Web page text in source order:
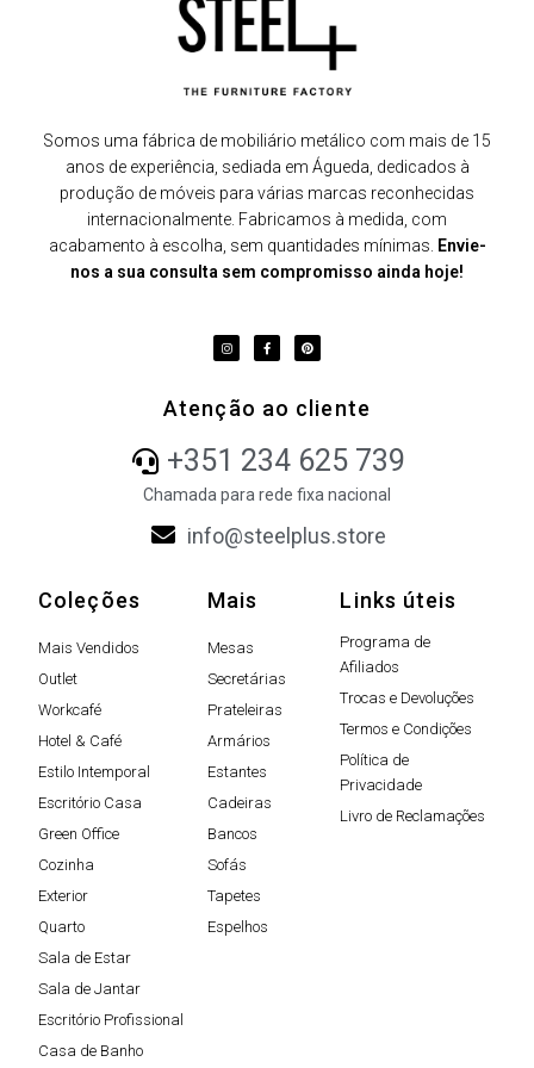
Somos uma fábrica de mobiliário metálico com mais de 15
anos de experiência, sediada em Águeda, dedicados à
produção de móveis para várias marcas reconhecidas
internacionalmente. Fabricamos à medida, com
acabamento à escolha, sem quantidades mínimas. Envie-
nos a sua consulta sem compromisso ainda hoje!
Atenção ao cliente
+351 234 625 739
Chamada para rede fixa nacional
info@steelplus.store
Coleções
Mais Vendidos
Outlet
Workcafé
Hotel & Café
Estilo Intemporal
Escritório Casa
Green Office
Cozinha
Exterior
Quarto
Sala de Estar
Sala de Jantar
Escritório Profissional
Casa de Banho
Mais
Mesas
Secretárias
Prateleiras
Armários
Estantes
Cadeiras
Bancos
Sofás
Tapetes
Espelhos
Links úteis
Programa de
Afiliados
Trocas e Devoluções
Termos e Condições
Política de
Privacidade
Livro de Reclamações